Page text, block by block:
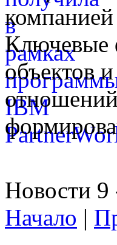
Ключевые
объектов
Новости 9
Начало |